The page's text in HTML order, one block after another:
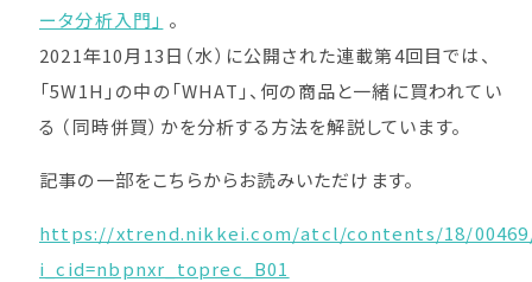
ータ分析入門」 。
2021年10月13日（水）に公開された連載第4回目では、
「5W1H」の中の「WHAT」、何の商品と一緒に買われてい
る （同時併買）かを分析する方法を解説しています。
記事の一部をこちらからお読みいただけます。
https://xtrend.nikkei.com/atcl/contents/18/
i_cid=nbpnxr_toprec_B01